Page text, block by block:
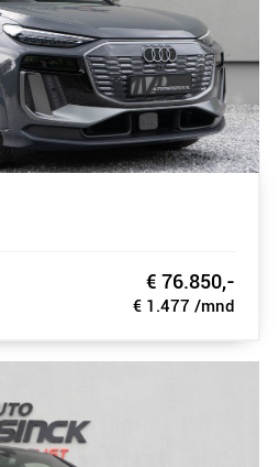
€ 76.850,-
€ 1.477 /mnd